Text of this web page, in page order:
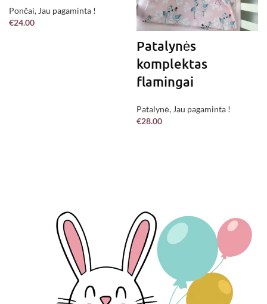
Pončai, Jau pagaminta !
€24.00
Patalynės
komplektas
flamingai
Patalynė,Jau pagaminta !
€28.00